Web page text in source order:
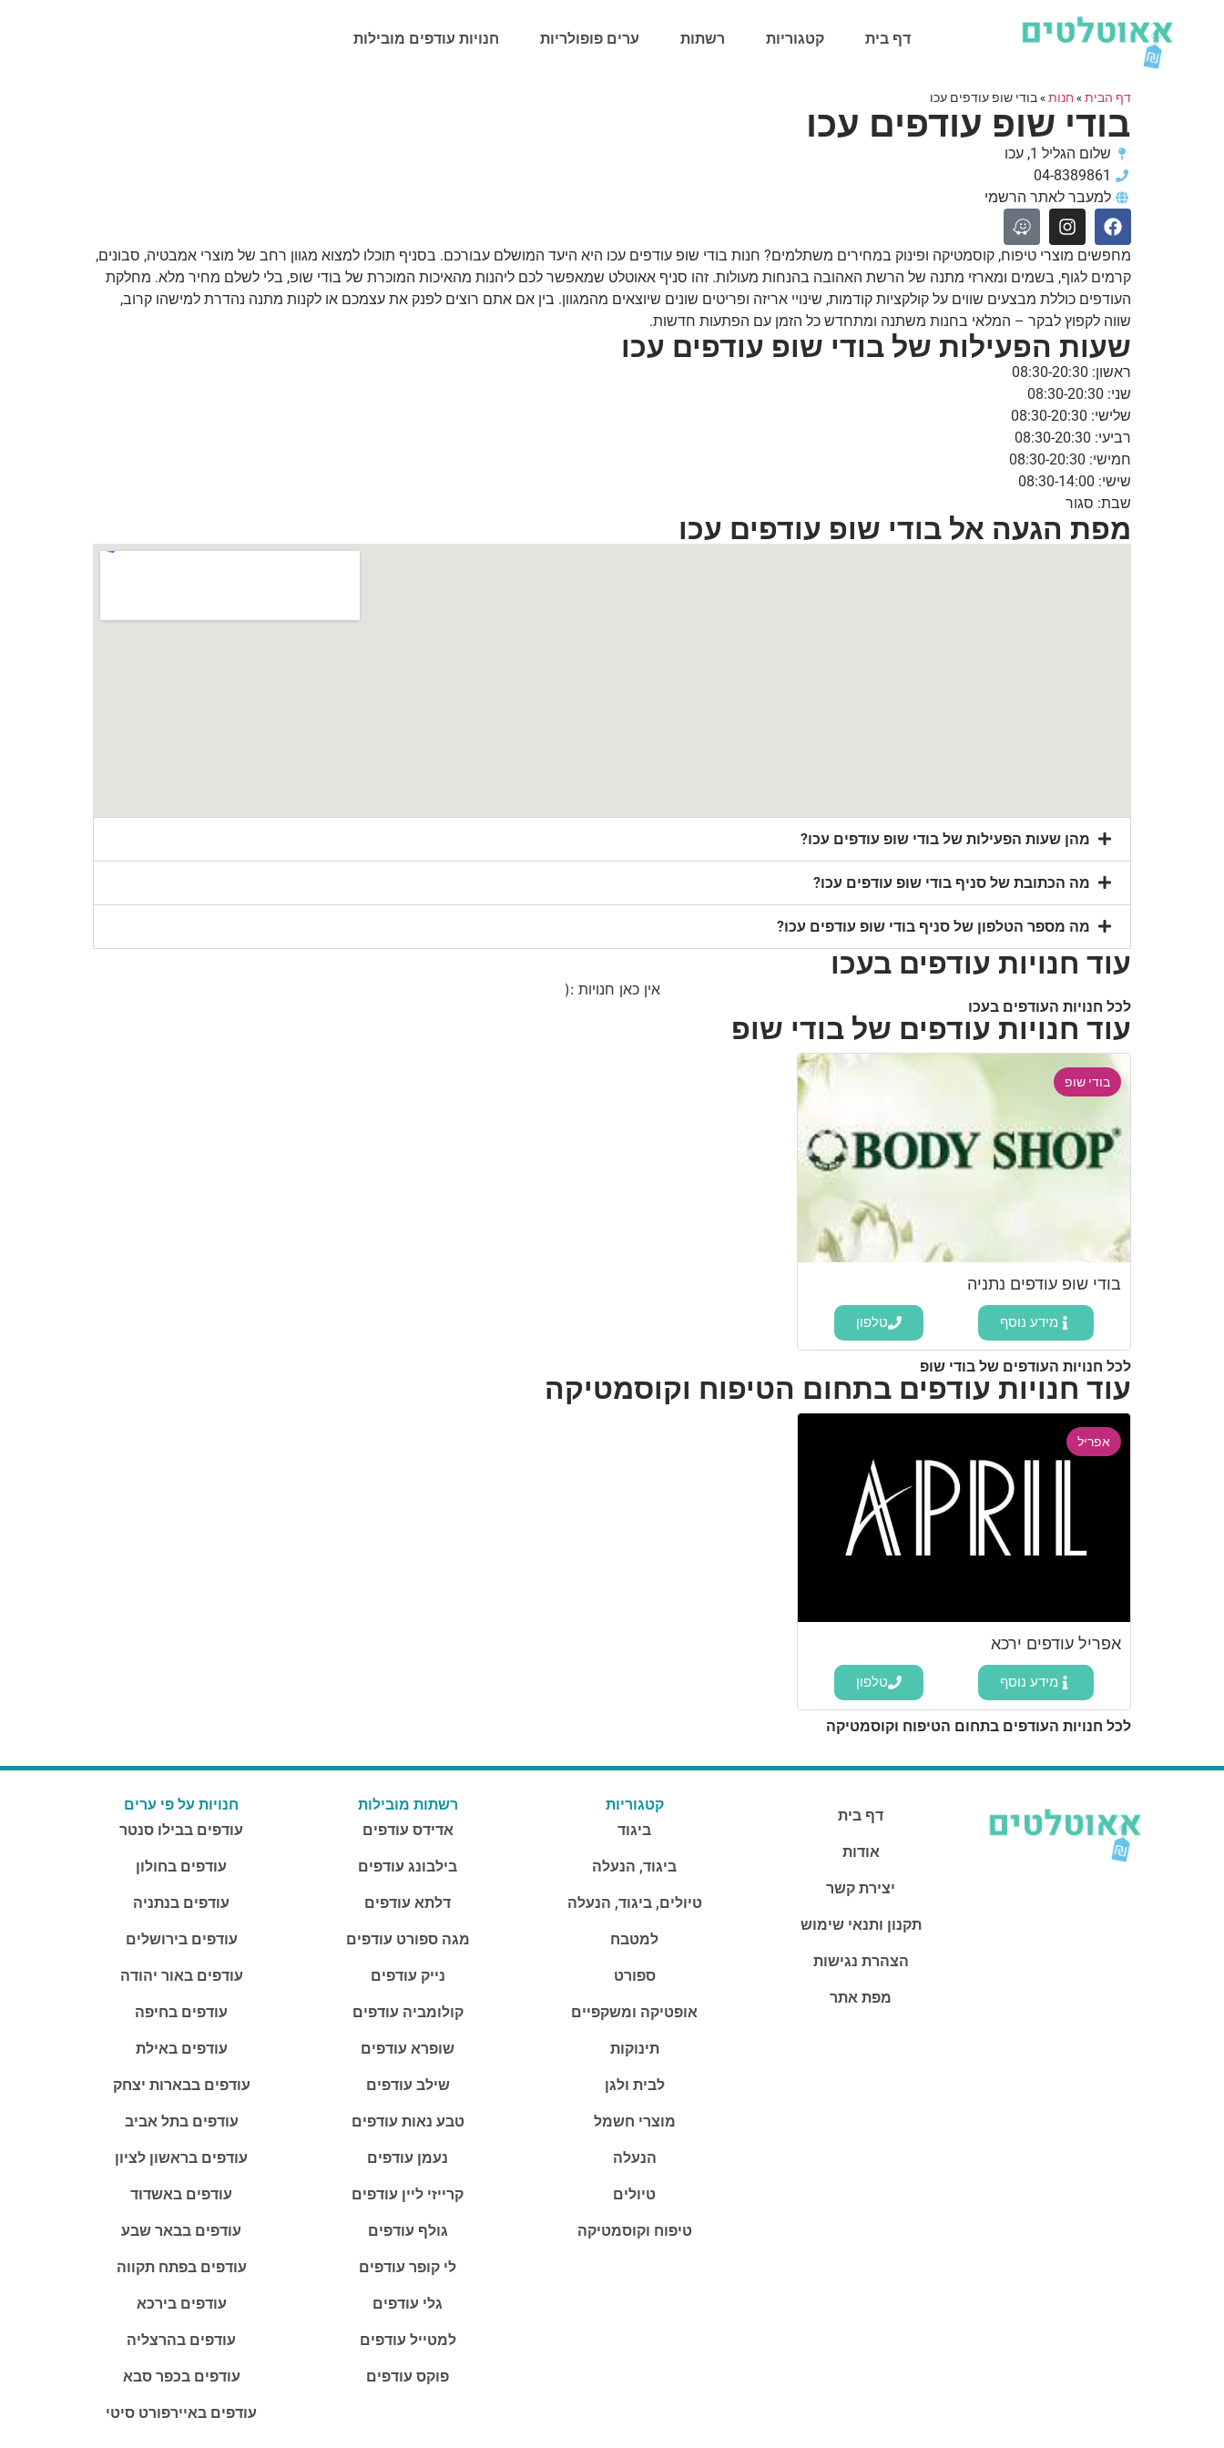
דף בית קטגוריות רשתות ערים פופולריות חנויות עודפים מובילות
דף הבית» חנות»בודי שופ עודפים עכו
בודי שופ עודפים עכו
שלום הגליל 1, עכו
04-8389861
למעבר לאתר הרשמי
מחפשים מוצרי טיפוח, קוסמטיקה ופינוק במחירים משתלמים? חנות בודי שופ עודפים עכו היא היעד המושלם עבורכם. בסניף תוכלו למצוא מגוון רחב של מוצרי אמבטיה, סבונים,
קרמים לגוף, בשמים ומארזי מתנה של הרשת האהובה בהנחות מעולות. זהו סניף אאוטלט שמאפשר לכם ליהנות מהאיכות המוכרת של בודי שופ, בלי לשלם מחיר מלא. מחלקת
העודפים כוללת מבצעים שווים על קולקציות קודמות, שינויי אריזה ופריטים שונים שיוצאים מהמגוון. בין אם אתם רוצים לפנק את עצמכם או לקנות מתנה נהדרת למישהו קרוב,
שווה לקפוץ לבקר – המלאי בחנות משתנה ומתחדש כל הזמן עם הפתעות חדשות.
שעות הפעילות של בודי שופ עודפים עכו
ראשון: 08:30-20:30
שני: 08:30-20:30
שלישי: 08:30-20:30
רביעי: 08:30-20:30
חמישי: 08:30-20:30
שישי: 08:30-14:00
שבת: סגור
מפת הגעה אל בודי שופ עודפים עכו
מהן שעות הפעילות של בודי שופ עודפים עכו?
מה הכתובת של סניף בודי שופ עודפים עכו?
מה מספר הטלפון של סניף בודי שופ עודפים עכו?
עוד חנויות עודפים בעכו
אין כאן חנויות :(
לכל חנויות העודפים בעכו
עוד חנויות עודפים של בודי שופ
בודי שופ
בודי שופ עודפים נתניה
מידע נוסף טלפון
לכל חנויות העודפים של בודי שופ
עוד חנויות עודפים בתחום הטיפוח וקוסמטיקה
אפריל
אפריל עודפים ירכא
מידע נוסף טלפון
לכל חנויות העודפים בתחום הטיפוח וקוסמטיקה
דף בית
אודות
יצירת קשר
תקנון ותנאי שימוש
הצהרת נגישות
מפת אתר
קטגוריות
ביגוד
ביגוד, הנעלה
טיולים, ביגוד, הנעלה
למטבח
ספורט
אופטיקה ומשקפיים
תינוקות
לבית ולגן
מוצרי חשמל
הנעלה
טיולים
טיפוח וקוסמטיקה
רשתות מובילות
אדידס עודפים
בילבונג עודפים
דלתא עודפים
מגה ספורט עודפים
נייק עודפים
קולומביה עודפים
שופרא עודפים
שילב עודפים
טבע נאות עודפים
נעמן עודפים
קרייזי ליין עודפים
גולף עודפים
לי קופר עודפים
גלי עודפים
למטייל עודפים
פוקס עודפים
חנויות על פי ערים
עודפים בבילו סנטר
עודפים בחולון
עודפים בנתניה
עודפים בירושלים
עודפים באור יהודה
עודפים בחיפה
עודפים באילת
עודפים בבארות יצחק
עודפים בתל אביב
עודפים בראשון לציון
עודפים באשדוד
עודפים בבאר שבע
עודפים בפתח תקווה
עודפים בירכא
עודפים בהרצליה
עודפים בכפר סבא
עודפים באיירפורט סיטי